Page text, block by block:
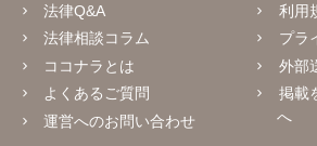
るべき症状や記載内容について弁護士に相談
します。
法律Q&A
法律相談コラム
ココナラとは
よくあるご質問
運営へのお問い合わせ
利用
プラ
外部
掲載
へ